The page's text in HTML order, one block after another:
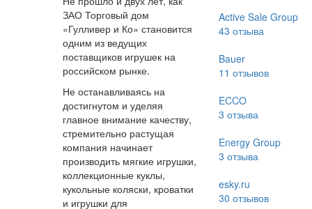
ЗАО Торговый дом
«Гулливер и Ко» становится
одним из ведущих
поставщиков игрушек на
российском рынке.
Не останавливаясь на
достигнутом и уделяя
главное внимание качеству,
стремительно растущая
компания начинает
производить мягкие игрушки,
коллекционные куклы,
кукольные коляски, кроватки
и игрушки для
Active Sale Group
43 отзыва
Bauer
11 отзывов
ECCO
3 отзыва
Energy Group
3 отзыва
esky.ru
30 отзывов